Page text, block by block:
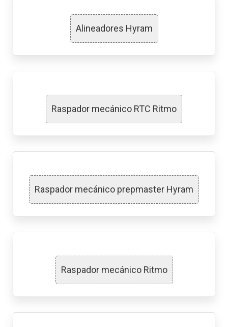
Alineadores Hyram
Raspador mecánico RTC Ritmo
Raspador mecánico prepmaster Hyram
Raspador mecánico Ritmo